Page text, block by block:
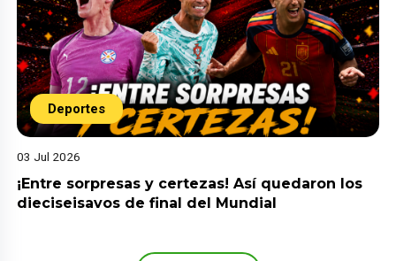
Deportes
03 Jul 2026
¡Entre sorpresas y certezas! Así quedaron los
dieciseisavos de final del Mundial